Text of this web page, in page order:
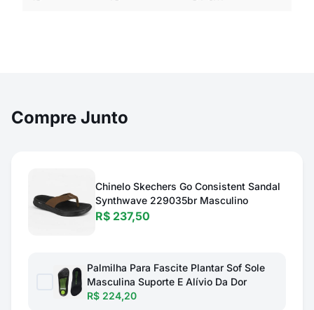
Compre Junto
Chinelo Skechers Go Consistent Sandal
Synthwave 229035br Masculino
R$ 237,50
Palmilha Para Fascite Plantar Sof Sole
Masculina Suporte E Alívio Da Dor
R$ 224,20